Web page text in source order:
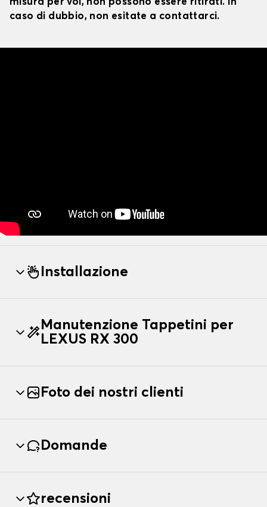
misura per voi, non possono essere ritirati. In
caso di dubbio, non esitate a contattarci.
Installazione
Manutenzione Tappetini per
LEXUS RX 300
Foto dei nostri clienti
Domande
recensioni